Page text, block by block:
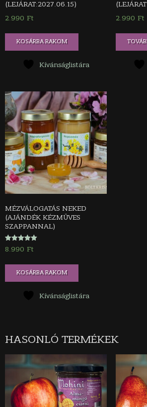
(LEJÁRAT:2027.06.15)
2.990 Ft
KOSÁRBA RAKOM
Kívánságlistára
2.990 Ft
MÉZVÁLOGATÁS NEKED
(AJÁNDÉK KÉZMŰVES
SZAPPANNAL)
Értékelés:
5.00
8.990 Ft
KOSÁRBA RAKOM
Kívánságlistára
HASONLÓ TERMÉKEK